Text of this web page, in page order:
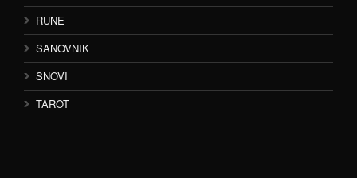
RUNE
SANOVNIK
SNOVI
TAROT